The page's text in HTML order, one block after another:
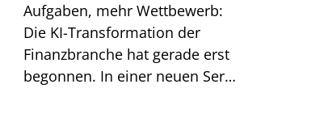
Aufgaben, mehr Wettbewerb:
Die KI-Transformation der
Finanzbranche hat gerade erst
begonnen. In einer neuen Serie